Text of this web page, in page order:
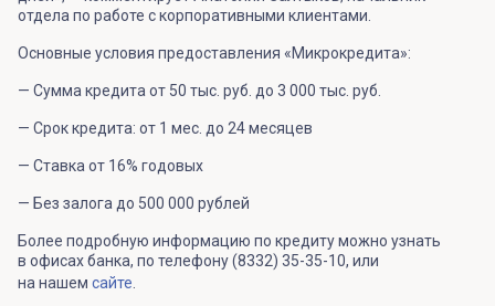
отдела по работе с корпоративными клиентами.
Основные условия предоставления «Микрокредита»:
— Сумма кредита от 50 тыс. руб. до 3 000 тыс. руб.
— Срок кредита: от 1 мес. до 24 месяцев
— Ставка от 16% годовых
— Без залога до 500 000 рублей
Более подробную информацию по кредиту можно узнать
в офисах банка, по телефону (8332) 35-35-10, или
на нашем сайте